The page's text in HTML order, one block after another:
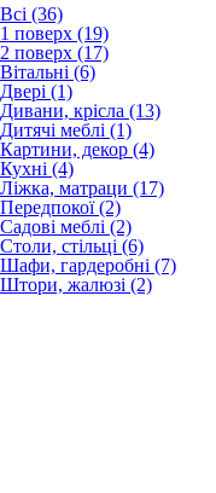
Всі (36)
1 поверх (19)
2 поверх (17)
Вітальні (6)
Двері (1)
Дивани, крісла (13)
Дитячі меблі (1)
Картини, декор (4)
Кухні (4)
Ліжка, матраци (17)
Передпокої (2)
Садові меблі (2)
Столи, стільці (6)
Шафи, гардеробні (7)
Штори, жалюзі (2)